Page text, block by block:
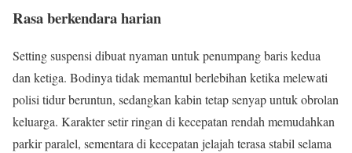
Rasa berkendara harian
Setting suspensi dibuat nyaman untuk penumpang baris kedua
dan ketiga. Bodinya tidak memantul berlebihan ketika melewati
polisi tidur beruntun, sedangkan kabin tetap senyap untuk obrolan
keluarga. Karakter setir ringan di kecepatan rendah memudahkan
parkir paralel, sementara di kecepatan jelajah terasa stabil selama